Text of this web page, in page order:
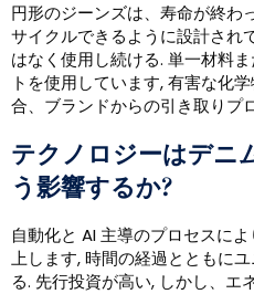
円形のジーンズは、寿命が終わ
サイクルできるように設計され
はなく使用し続ける. 単一材料
トを使用しています, 有害な化
合、ブランドからの引き取りプ
テクノロジーはデニ
う影響するか?
自動化と AI 主導のプロセスに
上します, 時間の経過とともに
る. 先行投資が高い, しかし、エ